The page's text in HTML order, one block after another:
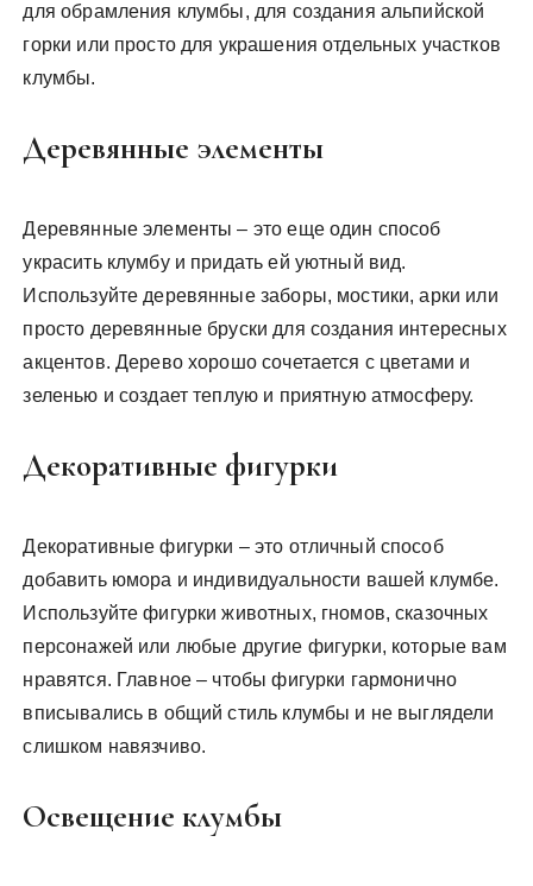
для обрамления клумбы, для создания альпийской
горки или просто для украшения отдельных участков
клумбы.
Деревянные элементы
Деревянные элементы – это еще один способ
украсить клумбу и придать ей уютный вид.
Используйте деревянные заборы, мостики, арки или
просто деревянные бруски для создания интересных
акцентов. Дерево хорошо сочетается с цветами и
зеленью и создает теплую и приятную атмосферу.
Декоративные фигурки
Декоративные фигурки – это отличный способ
добавить юмора и индивидуальности вашей клумбе.
Используйте фигурки животных, гномов, сказочных
персонажей или любые другие фигурки, которые вам
нравятся. Главное – чтобы фигурки гармонично
вписывались в общий стиль клумбы и не выглядели
слишком навязчиво.
Освещение клумбы